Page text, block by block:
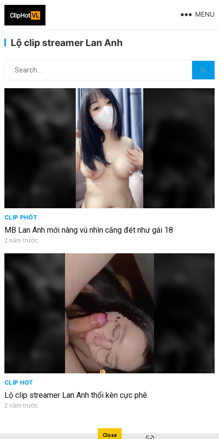
MENU
Lộ clip streamer Lan Anh
CLIP PHỐT
MB Lan Anh mới nâng vú nhìn căng đét như gái 18
2 năm trước
CLIP HOT
Lộ clip streamer Lan Anh thổi kèn cực phê
2 năm trước
Close